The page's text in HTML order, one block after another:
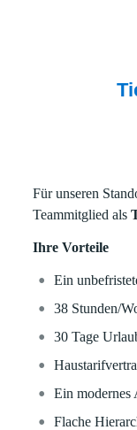
Für unseren
Teammitglied als
Ihre Vorteile
Ein
38 Stunden/
30 Tage
Ein modernes
Flache